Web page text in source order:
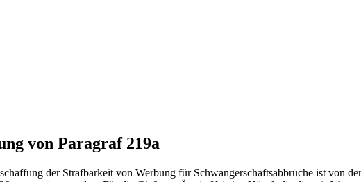
von Paragraf 219a
der Strafbarkeit von Werbung für Schwangerschaftsabbrüche ist von